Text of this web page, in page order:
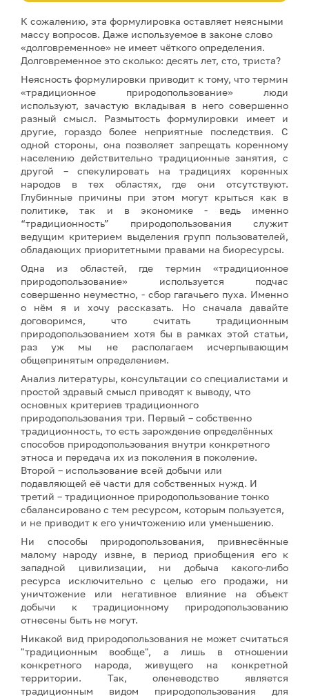
К сожалению, эта формулировка оставляет неясными
массу вопросов. Даже используемое в законе слово
«долговременное» не имеет чёткого определения.
Долговременное это сколько: десять лет, сто, триста?
Неясность формулировки приводит к тому, что термин
«традиционное природопользование» люди
используют, зачастую вкладывая в него совершенно
разный смысл. Размытость формулировки имеет и
другие, гораздо более неприятные последствия. С
одной стороны, она позволяет запрещать коренному
населению действительно традиционные занятия, с
другой – спекулировать на традициях коренных
народов в тех областях, где они отсутствуют.
Глубинные причины при этом могут крыться как в
политике, так и в экономике - ведь именно
“традиционность” природопользования служит
ведущим критерием выделения групп пользователей,
обладающих приоритетными правами на биоресурсы.
Одна из областей, где термин «традиционное
природопользование» используется подчас
совершенно неуместно, - сбор гагачьего пуха. Именно
о нём я и хочу рассказать. Но сначала давайте
договоримся, что считать традиционным
природопользованием хотя бы в рамках этой статьи,
раз уж мы не располагаем исчерпывающим
общепринятым определением.
Анализ литературы, консультации со специалистами и
простой здравый смысл приводят к выводу, что
основных критериев традиционного
природопользования три. Первый – собственно
традиционность, то есть зарождение определённых
способов природопользования внутри конкретного
этноса и передача их из поколения в поколение.
Второй – использование всей добычи или
подавляющей её части для собственных нужд. И
третий – традиционное природопользование тонко
сбалансировано с тем ресурсом, которым пользуется,
и не приводит к его уничтожению или уменьшению.
Ни способы природопользования, привнесённые
малому народу извне, в период приобщения его к
западной цивилизации, ни добыча какого-либо
ресурса исключительно с целью его продажи, ни
уничтожение или негативное влияние на объект
добычи к традиционному природопользованию
отнесены быть не могут.
Никакой вид природопользования не может считаться
"традиционным вообще", а лишь в отношении
конкретного народа, живущего на конкретной
территории. Так, оленеводство является
традиционным видом природопользования для